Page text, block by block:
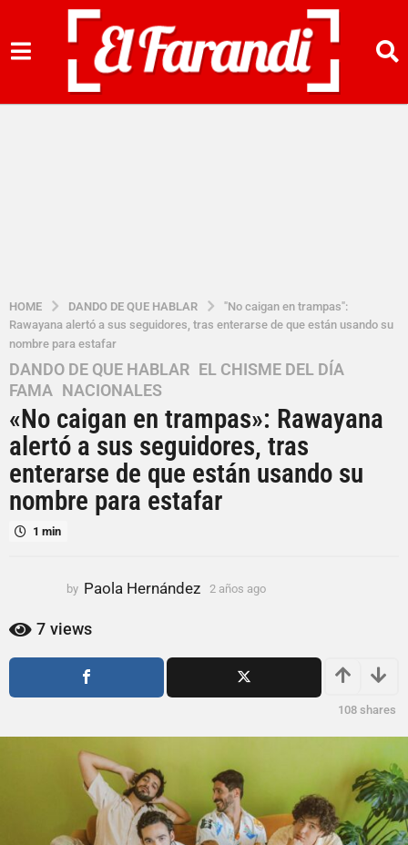
HOME DANDO DE QUE HABLAR
"No caigan en trampas":
Rawayana alertó a sus seguidores, tras enterarse de que están usando su
nombre para estafar
2
a
ñ
o
s
a
g
o
s
a
o
DANDO DE QUE HABLAR ,EL CHISME DEL DÍA
FAMA ,NACIONALES
«No caigan en trampas»: Rawayana
alertó a sus seguidores, tras
enterarse de que están usando su
nombre para estafar
1 min
by Paola Hernández 2 años ago
s
7 views
108 shares